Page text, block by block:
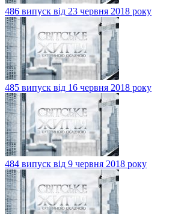
486 випуск від 23 червня 2018 року
485 випуск від 16 червня 2018 року
484 випуск від 9 червня 2018 року